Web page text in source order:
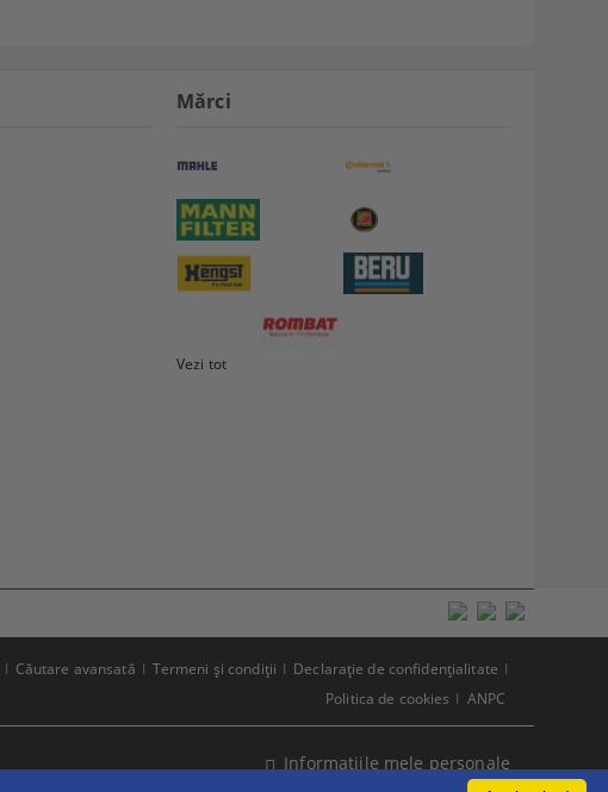
Mărci
Vezi tot
Căutare avansată Termeni şi condiţii
Declaraţie de confidenţialitate
Politica de cookies
ANPC
Informatiile mele personale